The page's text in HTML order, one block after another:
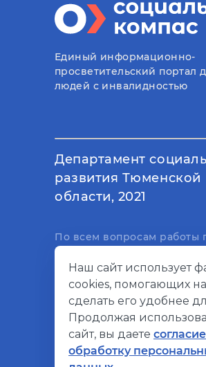
Единый информационно-
просветительский портал
людей с инвалидностью
Департамент
развития Тюменской
области, 2021
По всем вопросам работы
электронный адрес
support@socialkompas.ru
© Социальный компас, 2026
Наш сайт использует
cookies, помогающих
сделать его удобнее
Продолжая
сайт, вы даете
обработку